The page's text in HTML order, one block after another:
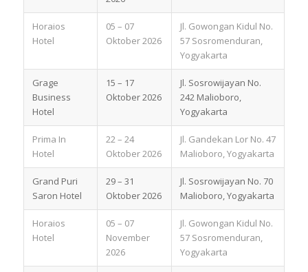
Horaios
Hotel
05 – 07
Oktober 2026
Jl. Gowongan Kidul No.
57 Sosromenduran,
Yogyakarta
Grage
Business
Hotel
15 – 17
Oktober 2026
Jl. Sosrowijayan No.
242 Malioboro,
Yogyakarta
Prima In
Hotel
22 – 24
Oktober 2026
Jl. Gandekan Lor No. 47
Malioboro, Yogyakarta
Grand Puri
Saron Hotel
29 – 31
Oktober 2026
Jl. Sosrowijayan No. 70
Malioboro, Yogyakarta
Horaios
Hotel
05 – 07
November
2026
Jl. Gowongan Kidul No.
57 Sosromenduran,
Yogyakarta